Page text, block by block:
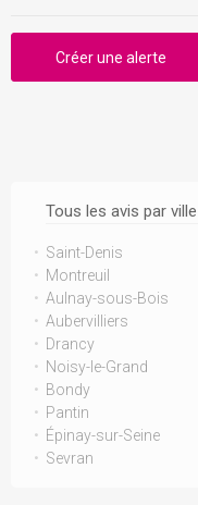
Tous les avis par ville
Saint-Denis
Montreuil
Aulnay-sous-Bois
Aubervilliers
Drancy
Noisy-le-Grand
Bondy
Pantin
Épinay-sur-Seine
Sevran
Créer une alerte